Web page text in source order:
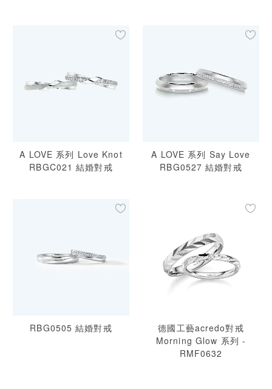
A LOVE 系列 Love Knot
RBGC021 結婚對戒
A LOVE 系列 Say Love
RBG0527 結婚對戒
RBG0505 結婚對戒
德國工藝acredo對戒
Morning Glow 系列 -
RMF0632